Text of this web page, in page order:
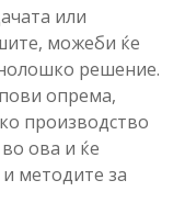
или
можеби ќе
решение.
опрема,
производство
ова и ќе
методите за